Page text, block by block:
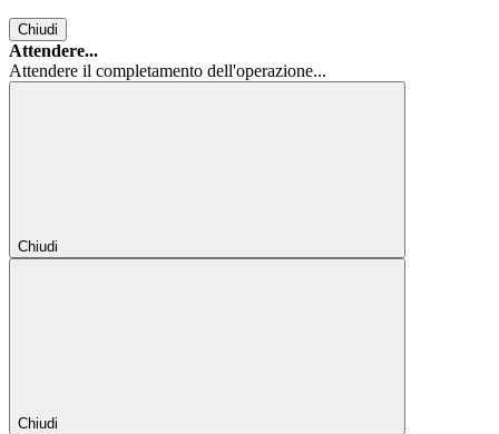
Chiudi
Attendere...
Attendere il completamento dell'operazione...
Chiudi
Chiudi